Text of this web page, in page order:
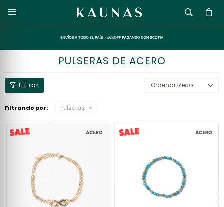

PULSERAS DE ACERO
Recomendados
Filtrando por: Pulseras